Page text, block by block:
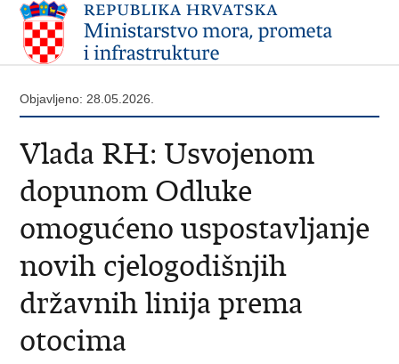
Objavljeno: 28.05.2026.
Vlada RH: Usvojenom
dopunom Odluke
omogućeno uspostavljanje
novih cjelogodišnjih
državnih linija prema
otocima